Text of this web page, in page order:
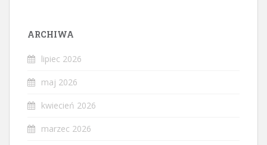
ARCHIWA
lipiec 2026
maj 2026
kwiecień 2026
marzec 2026